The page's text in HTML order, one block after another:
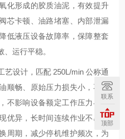
化形成的胶质油泥，有效提升
芯卡顿、油路堵塞、内部泄漏
低液压设备故障率，保障整套
运行平稳。
艺设计，匹配 250L/min 公称通
顺畅、原始压力损失小，不会
不影响设备额定工作压力与供
优异，长时间连续作业不易提
周期，减少停机维护频次，为
联系
顶部